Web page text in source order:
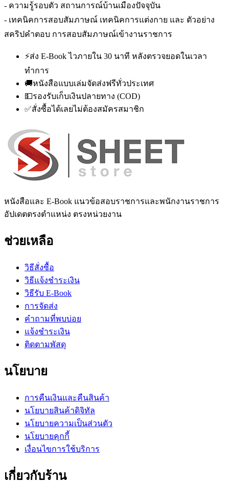
- ความรู้รอบตัว สถานการณ์บ้านเมืองปัจจุบัน
- เทคนิคการสอบสัมภาษณ์ เทคนิคการแต่งกาย และ ตัวอย่าง
สคริปคำตอบ การสอบสัมภาษณ์เข้างานราชการ
⚡ส่ง E-Book ไวภายใน 30 นาที หลังตรวจยอดในเวลา
ทำการ
🚚หนังสือแบบเล่มจัดส่งฟรีทั่วประเทศ
💵รองรับเก็บเงินปลายทาง (COD)
✅สั่งซื้อได้เลยไม่ต้องสมัครสมาชิก
หนังสือและ E-Book แนวข้อสอบราชการและพนักงานราชการ
อัปเดตตรงตำแหน่ง ตรงหน่วยงาน
ช่วยเหลือ
วิธีสั่งซื้อ
วิธีแจ้งชำระเงิน
วิธีรับ E-Book
การจัดส่ง
คำถามที่พบบ่อย
แจ้งชำระเงิน
ติดตามพัสดุ
นโยบาย
การคืนเงินและคืนสินค้า
นโยบายสินค้าดิจิทัล
นโยบายความเป็นส่วนตัว
นโยบายคุกกี้
เงื่อนไขการใช้บริการ
เกี่ยวกับร้าน